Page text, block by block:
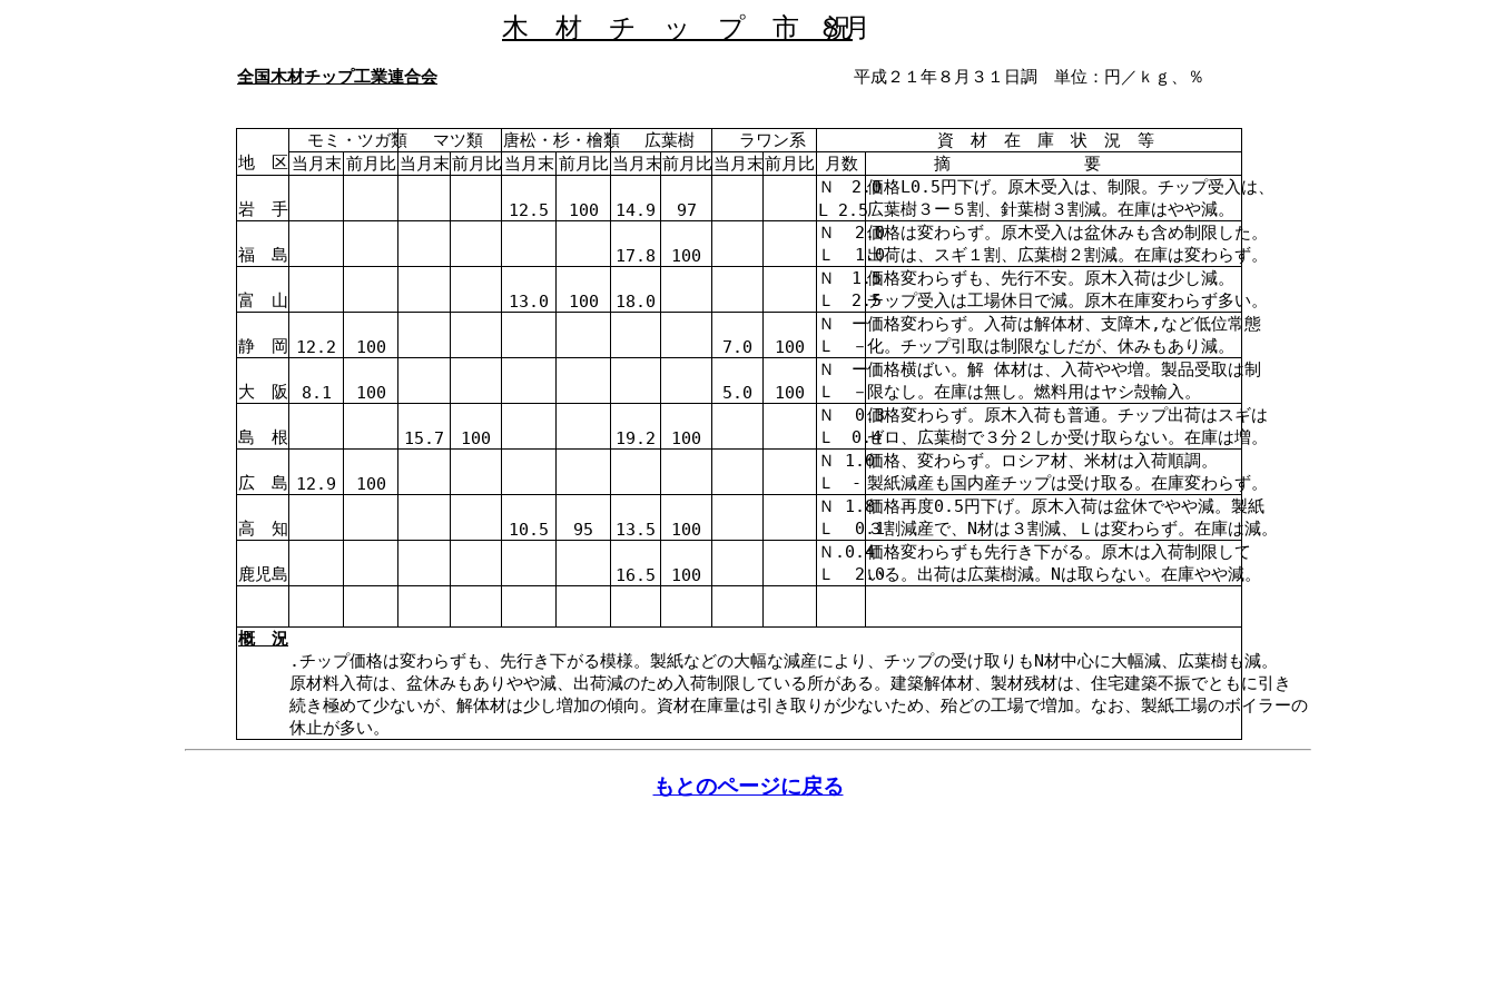
木 材 チ ッ プ 市 況
８月
全国木材チップ工業連合会 平成２１年８月３１日調 単位：円／ｋｇ、％
モミ・ツガ類 マツ類 唐松・杉・檜類 広葉樹 ラワン系
資 材 在 庫 状 況 等
地 区 当月末 前月比 当月末前月比 当月末 前月比 当月末前月比当月末前月比 月数
摘 要
Ｎ 2.0価格L 0.5円下げ。原木受入は、制限。チップ受入は、
岩 手
12.5 100 14.9 97 L 2.5広葉樹３ー５割、針葉樹３割減。在庫はやや減。
Ｎ
2.0
価格は変わらず。原木受入は盆休みも含め制限した。
福 島
17.8 100 Ｌ 1.0出荷は、スギ１割、広葉樹２割減。在庫は変わらず。
Ｎ 1 .5
価格変わらずも、先行不安。原木入荷は少し減。
富 山
13.0 100 18.0 Ｌ 2.5チップ受入は工場休日で減。原木在庫変わらず多い。
Ｎ ー価格変わらず。入荷は解体材、支障木,など低位常態
静 岡 12.2 100 7.0 100 Ｌ －化。チップ引取は制限なしだが、休みもあり減。
Ｎ ー価格横ばい。解 体材は、入荷やや増。製品受取は制
大 阪
8.1 100 5.0 100 Ｌ － 限なし。在庫は無し。燃料用はヤシ殻輸入。
Ｎ
0.3
価格変わらず。原木入荷も普通。チップ出荷はスギは
島 根
15.7 100 19.2 100 Ｌ 0 .4
ゼロ、広葉樹で３分２しか受け取らない。在庫は増。
Ｎ 1.0価格、変わらず。ロシア材、米材は入荷順調。
広 島 12.9 100 Ｌ - 製紙減産も国内産チップは受け取る。在庫変わらず。
Ｎ 1.8価格再度0 .5円下げ。原木入荷は盆休でやや減。製紙
高 知
10.5 95 13.5 100 Ｌ 0.1３割減産で、N材は３割減、Ｌは変わらず。在庫は減。
Ｎ. 0.4価格変わらずも先行き下がる。原木は入荷制限して
鹿児島
16.5 100 Ｌ 2.0いる。出荷は広葉樹減。 Nは取らない。在庫やや減。
概 況
.チップ価格は変わらずも、先行き下がる模様。製紙などの大幅な減産により、チップの受け取りもN材中心に大幅減、広葉樹も減。
原材料入荷は、盆休みもありやや減、出荷減のため入荷制限している所がある。建築解体材、製材残材は、住宅建築不振でともに引き
続き極めて少ないが、解体材は少し増加の傾向。資材在庫量は引き取りが少ないため、殆どの工場で増加。なお、製紙工場のボイラーの
休止が多い。
もとのページに戻る